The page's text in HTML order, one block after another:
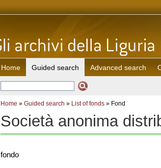
Home Guided search Advanced search
Home » Guided search » List of fonds » Fond
Società anonima
fondo